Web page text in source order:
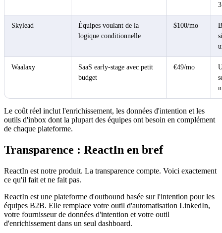
Skylead
Équipes voulant de la
logique conditionnelle
$100/mo
Waalaxy
SaaS early-stage avec petit
budget
€49/mo
Le coût réel inclut l'enrichissement, les données d'intention et les
outils d'inbox dont la plupart des équipes ont besoin en complément
de chaque plateforme.
Transparence : ReactIn en bref
ReactIn est notre produit. La transparence compte. Voici exactement
ce qu'il fait et ne fait pas.
ReactIn est une plateforme d'outbound basée sur l'intention pour les
équipes B2B. Elle remplace votre outil d'automatisation LinkedIn,
votre fournisseur de données d'intention et votre outil
d'enrichissement dans un seul dashboard.